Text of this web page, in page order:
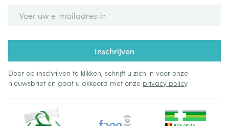
Inschrijven
Door op inschrijven te klikken, schrijft u zich in voor onze
nieuwsbrief en gaat u akkoord met onze privacy policy.